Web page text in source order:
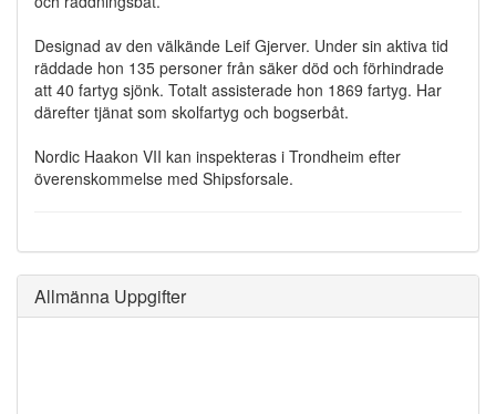
Designad av den välkände Leif Gjerver. Under sin aktiva tid
räddade hon 135 personer från säker död och förhindrade
att 40 fartyg sjönk. Totalt assisterade hon 1869 fartyg. Har
därefter tjänat som skolfartyg och bogserbåt.
Nordic Haakon VII kan inspekteras i Trondheim efter
överenskommelse med Shipsforsale.
Allmänna Uppgifter